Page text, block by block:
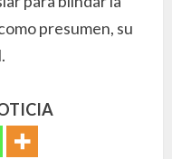
presumen, su